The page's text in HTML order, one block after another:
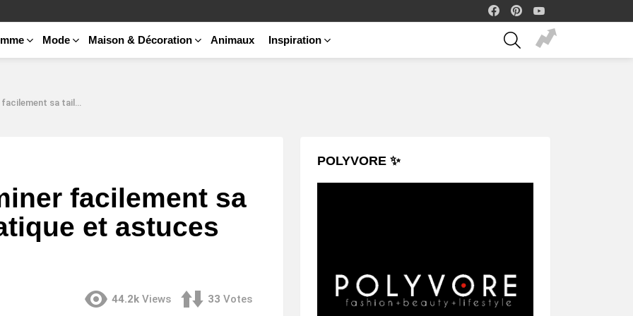
facebook
Mode Maison & Décoration Animaux Inspiration
SEARCH
pratique et astuces utiles.
facilement sa
et astuces
44.2k Views 33 Votes
POLYVORE ✨